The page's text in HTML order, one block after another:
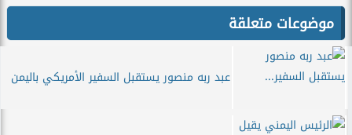
موضوعات متعلقة
عبد ربه منصور يستقبل السفير الأمريكي باليمن